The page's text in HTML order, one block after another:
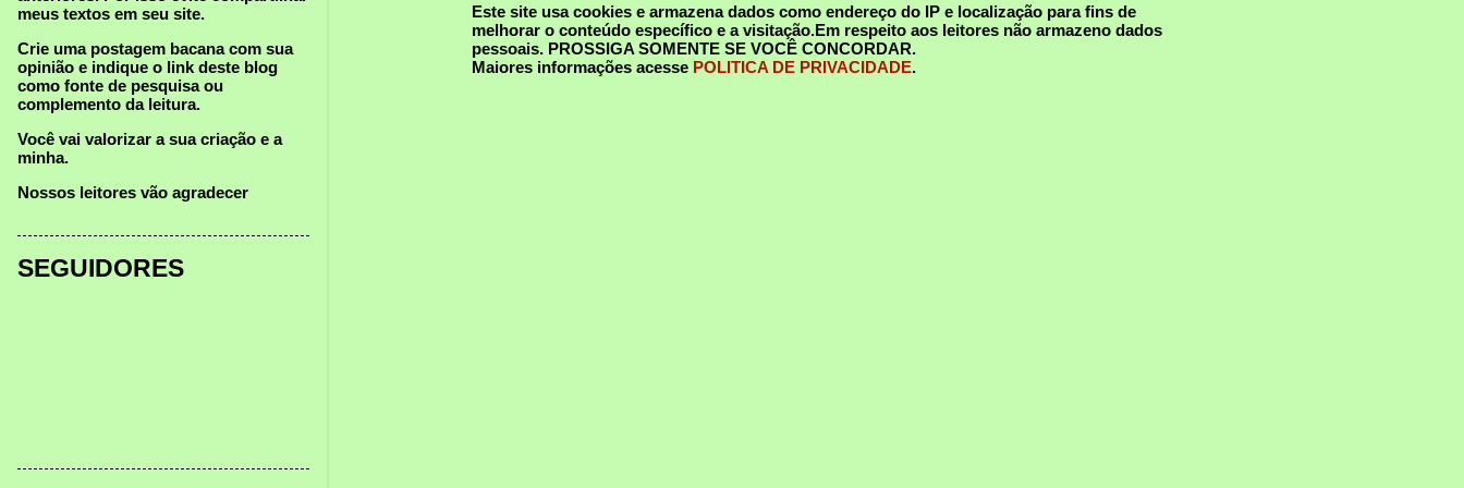
Este site usa cookies e armazena dados como endereço do IP e localização para fins de
melhorar o conteúdo específico e a visitação.Em respeito aos leitores não armazeno dados
pessoais. PROSSIGA SOMENTE SE VOCÊ CONCORDAR.
Maiores informações acesse POLITICA DE PRIVACIDADE.
meus textos em seu site.
Crie uma postagem bacana com sua
opinião e indique o link deste blog
como fonte de pesquisa ou
complemento da leitura.
Você vai valorizar a sua criação e a
minha.
Nossos leitores vão agradecer
SEGUIDORES